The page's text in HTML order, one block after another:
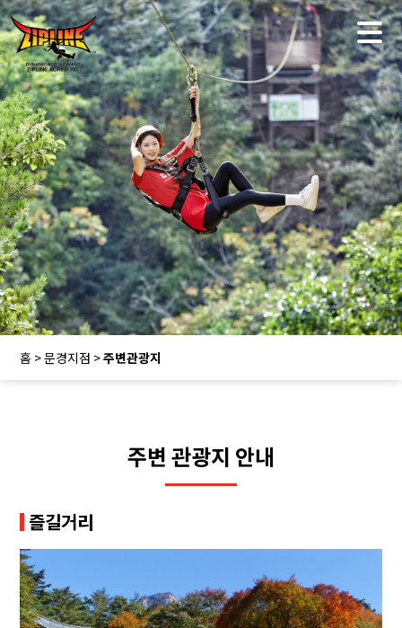
홈 > 문경지점 >주변관광지
주변 관광지 안내
즐길거리